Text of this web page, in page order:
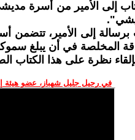
إلى الأمير من أسرة
برسالة إلى الأمير،
المخلصة في أن يبلغ
نظرة على هذا الكتاب
في رحيل جليل شهباز، عضو هيئة